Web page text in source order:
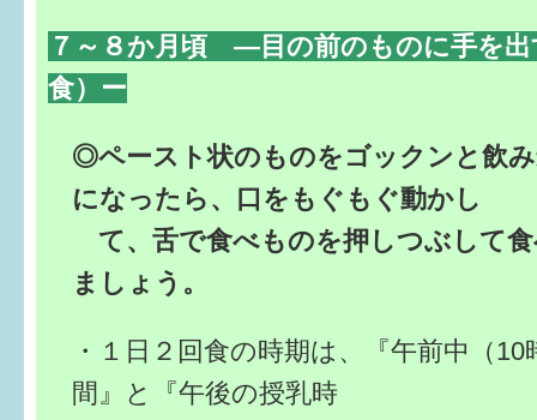
７～８か月頃 ―目の前のものに手を出
食）ー
◎ペースト状のものをゴックンと飲
になったら、口をもぐもぐ動かし
て、舌で食べものを押しつぶして
ましょう。
・１日２回食の時期は、『午前中（
間』と『午後の授乳時